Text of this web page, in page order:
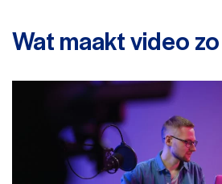
Wat maakt video